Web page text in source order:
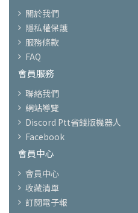
關於我們
隱私權保護
服務條款
FAQ
會員服務
聯絡我們
網站導覽
Discord Ptt省錢版機器人
Facebook
會員中心
會員中心
收藏清單
訂閱電子報